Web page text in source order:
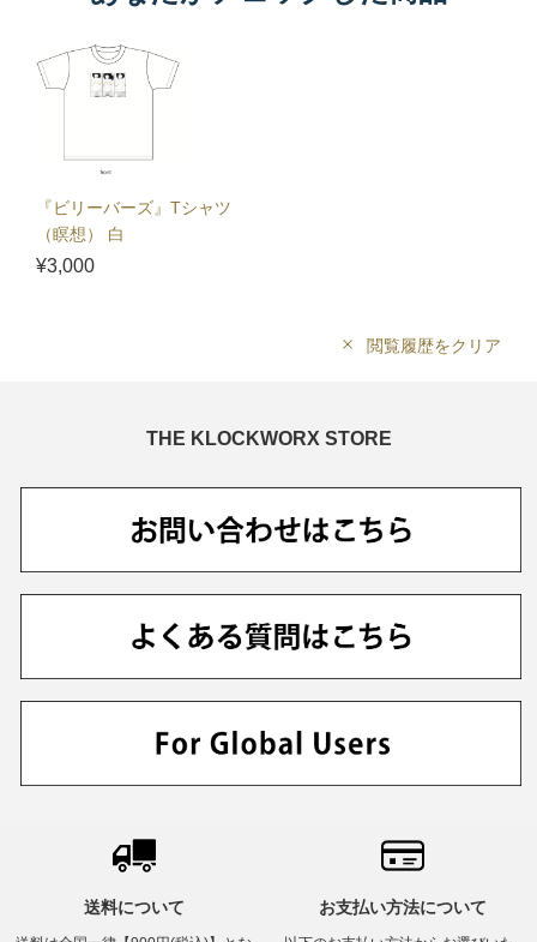
『ビリーバーズ』Tシャツ
（瞑想） 白
¥3,000
閲覧履歴をクリア
THE KLOCKWORX STORE